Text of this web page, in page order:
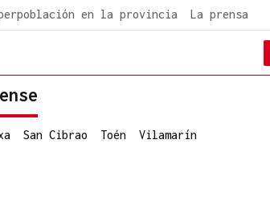
en la provincia La prensa
San Cibrao Toén Vilamarín